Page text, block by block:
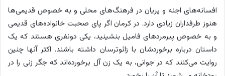
افسانه‌های اجنه و پریان در فرهنگ‌های محلی و به خصوص قدیمی‌ها
هنوز طرفداران زیادی دارد. در کرمان اگر پای صحبت خانواده‌های قدیمی
و به خصوص پیرمردهای فامیل بنشینید، یکی دونفری هستند که یک
داستان درباره برخوردشان با زائوترسان داشته باشند. اکثر آنها چنین
روایت ‌می‌کنند که در جوانی، به یک زن آل برخورده‌اند که جگر زنی را در